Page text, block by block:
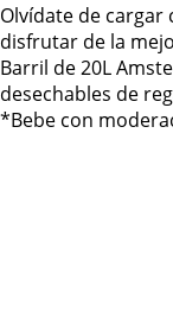
Olvídate de cargar
disfrutar de la
Barril de 20L
desechables de
*Bebe con